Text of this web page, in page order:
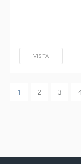
VISITA
1 2 3